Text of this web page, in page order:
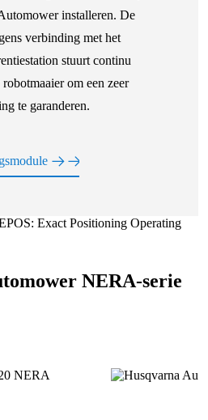
installeren. De
verbinding met het
stuurt continu
om een zeer
te garanderen.
NERA-serie